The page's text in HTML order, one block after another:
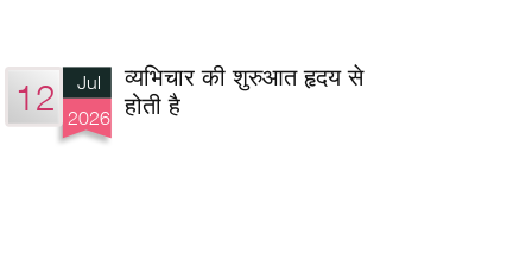
12
Jul
2026
व्यभिचार की शुरुआत हृदय से
होती है